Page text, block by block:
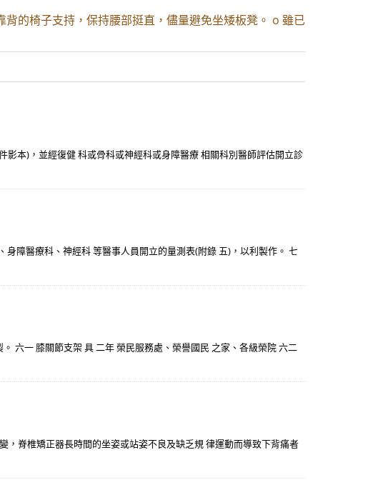
背的椅子支持，保持腰部挺直，儘量避免坐矮板凳。 o 雖已
影本)，並經復健 科或骨科或神經科或身障醫療 相關科別醫師評估開立診
障醫療科、神經科 等醫事人員開立的量測表(附錄 五)，以利製作。 七
六一 膝關節支架 具 二年 榮民服務處、榮譽國民 之家、各級榮院 六二
，脊椎矯正器長時間的坐姿或站姿不良及缺乏規 律運動而導致下背痛者